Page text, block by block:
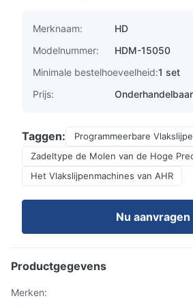
Merknaam:
HD
Modelnummer:
HDM-15050
Minimale bestelhoeveelheid:1 set
Prijs:
Onderhandelbaar
Taggen:
Programmeerbare
Zadeltype de Molen van de Hoge
Het Vlakslijpenmachines van AHR
Nu aanvragen
Productgegevens
Merken: